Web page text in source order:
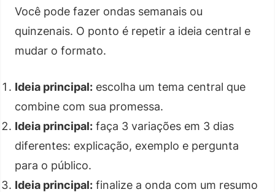
Você pode fazer ondas semanais ou
quinzenais. O ponto é repetir a ideia central e
mudar o formato.
Ideia principal: escolha um tema central que
combine com sua promessa.
Ideia principal: faça 3 variações em 3 dias
diferentes: explicação, exemplo e pergunta
para o público.
Ideia principal: finalize a onda com um resumo